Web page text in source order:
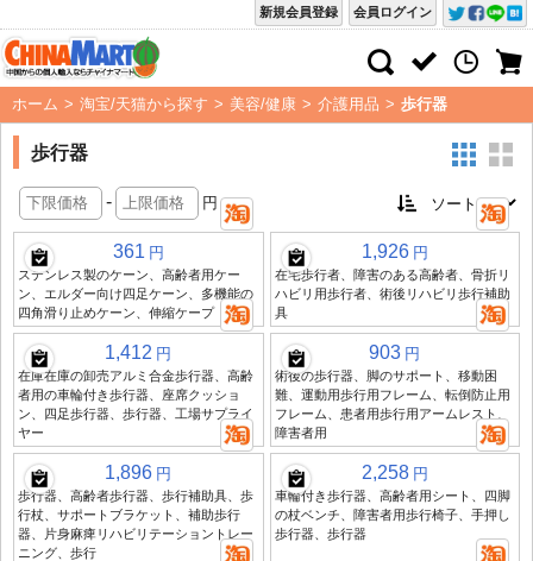
会員ログイン
新規会員登録
ホーム > 淘宝/天猫から探す > 美容/健康 > 介護用品 > 歩行器
歩行器
- 円
361 円
ステンレス製のケーン、高齢者用ケー
ン、エルダー向け四足ケーン、多機能の
四角滑り止めケーン、伸縮ケープ
1,926 円
在宅歩行者、障害のある高齢者、骨折リ
ハビリ用歩行者、術後リハビリ歩行補助
具
1,412 円
在庫在庫の卸売アルミ合金歩行器、高齢
者用の車輪付き歩行器、座席クッショ
ン、四足歩行器、歩行器、工場サプライ
ヤー
903 円
術後の歩行器、脚のサポート、移動困
難、運動用歩行用フレーム、転倒防止用
フレーム、患者用歩行用アームレスト、
障害者用
1,896 円
歩行器、高齢者歩行器、歩行補助具、歩
行杖、サポートブラケット、補助歩行
器、片身麻痺リハビリテーショントレー
ニング、歩行
2,258 円
車輪付き歩行器、高齢者用シート、四脚
の杖ベンチ、障害者用歩行椅子、手押し
歩行器、歩行器